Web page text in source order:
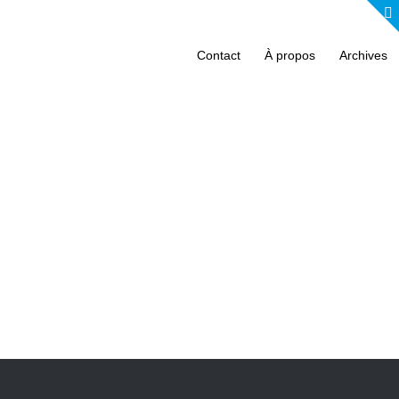
Contact À propos Archives